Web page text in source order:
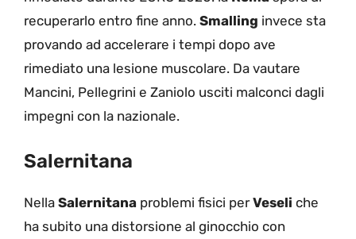
recuperarlo entro fine anno. Smalling invece sta
provando ad accelerare i tempi dopo ave
rimediato una lesione muscolare. Da vautare
Mancini, Pellegrini e Zaniolo usciti malconci dagli
impegni con la nazionale.
Salernitana
Nella Salernitana problemi fisici perVeseli che
ha subito una distorsione al ginocchio con